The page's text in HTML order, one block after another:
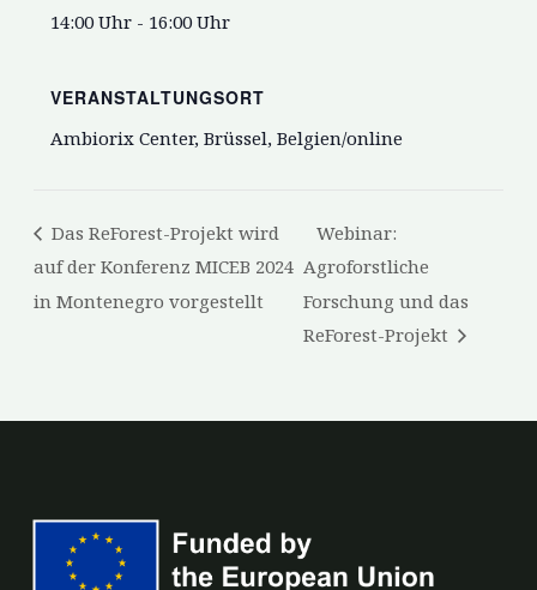
14:00 Uhr - 16:00 Uhr
VERANSTALTUNGSORT
Ambiorix Center, Brüssel, Belgien/online
Das ReForest-Projekt wird
auf der Konferenz MICEB 2024
in Montenegro vorgestellt
Webinar:
Agroforstliche
Forschung und das
ReForest-Projekt